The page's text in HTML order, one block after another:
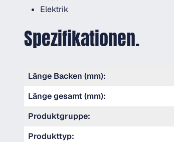
Elektrik
Spezifikationen.
Länge Backen (mm):
Länge gesamt (mm):
Produktgruppe:
Produkttyp: